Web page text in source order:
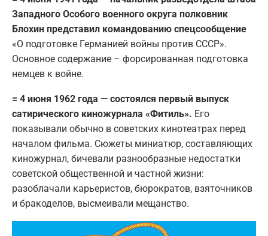
Западного Особого военного округа полковник
Блохин представил командованию спецсообщение
«О подготовке Германией войны против СССР».
Основное содержание – форсированная подготовка
немцев к войне.
= 4 июня 1962 года — состоялся первый выпуск
сатирического киножурнала «Фитиль». Его
показывали обычно в советских кинотеатрах перед
началом фильма. Сюжеты миниатюр, составляющих
киножурнал, бичевали разнообразные недостатки
советской общественной и частной жизни:
разоблачали карьеристов, бюрократов, взяточников
и бракоделов, высмеивали мещанство.